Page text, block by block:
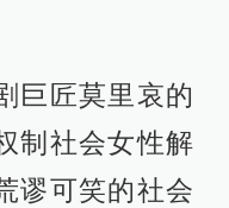
巨匠莫里哀的
制社会女性解
谬可笑的社会